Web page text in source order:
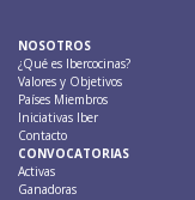
NOSOTROS
¿Qué es Ibercocinas?
Valores y Objetivos
Países Miembros
Iniciativas Iber
Contacto
CONVOCATORIAS
Activas
Ganadoras